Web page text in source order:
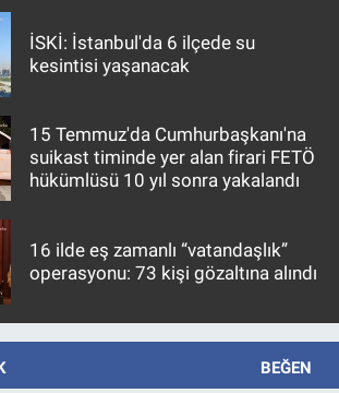
İSKİ: İstanbul'da 6 ilçede su
kesintisi yaşanacak
15 Temmuz'da Cumhurbaşkanı'na
suikast timinde yer alan firari FETÖ
hükümlüsü 10 yıl sonra yakalandı
16 ilde eş zamanlı “vatandaşlık”
operasyonu: 73 kişi gözaltına alındı
BEĞEN